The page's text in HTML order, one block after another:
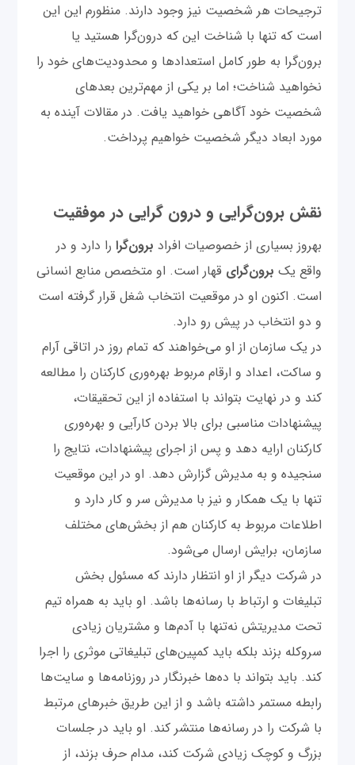
ترجیحات هر شخصیت نیز وجود دارند. منظورم این این
است که تنها با شناخت این که درون‌گرا هستید یا
برون‌گرا به طور کامل استعدادها و محدودیت‌های خود را
نخواهید شناخت؛ اما بر یکی از مهم‌ترین بعدهای
شخصیت خود آگاهی خواهید یافت. در مقالات آینده به
مورد ابعاد دیگر شخصیت خواهیم پرداخت.
نقش برون‌گرایی و درون گرایی در موفقیت
بهروز بسیاری از خصوصیات افراد برون‌گرا را دارد و در
واقع یک برون‌گرای قهار است. او متخصص منابع انسانی
است. اکنون او در موقعیت انتخاب شغل قرار گرفته است
و دو انتخاب در پیش رو دارد.
در یک سازمان از او می‌خواهند که تمام روز در اتاقی آرام
و ساکت، اعداد و ارقام مربوط بهره‌وری کارکنان را مطالعه
کند و در نهایت بتواند با استفاده از این تحقیقات،
پیشنهادات مناسبی برای بالا بردن کارآیی و بهره‌وری
کارکنان ارایه دهد و پس از اجرای پیشنهادات، نتایج را
سنجیده و به مدیرش گزارش دهد. او در این موقعیت
تنها با یک همکار و نیز با مدیرش سر و کار دارد و
اطلاعات مربوط به کارکنان هم از بخش‌های مختلف
سازمان، برایش ارسال می‌شود.
در شرکت دیگر از او انتظار دارند که مسئول بخش
تبلیغات و ارتباط با رسانه‌ها باشد. او باید به همراه تیم
تحت مدیریتش نه‌تنها با آدم‌ها و مشتریان زیادی
سروکله بزند بلکه باید کمپین‌های تبلیغاتی موثری را اجرا
کند. باید بتواند با ده‌ها خبرنگار در روزنامه‌ها و سایت‌ها
رابطه مستمر داشته باشد و از این طریق خبرهای مرتبط
با شرکت را در رسانه‌ها منتشر کند. او باید در جلسات
بزرگ و کوچک زیادی شرکت کند، مدام حرف بزند، از